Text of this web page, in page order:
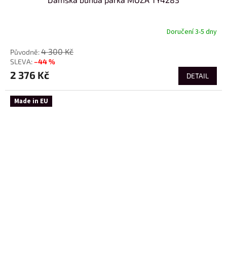
Doručení 3-5 dny
4 300 Kč
–44 %
2 376 Kč DETAIL
Made in EU